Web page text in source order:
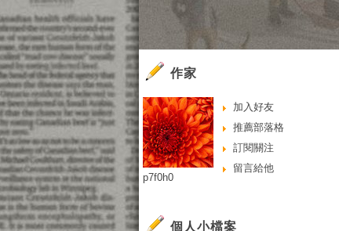
作家
加入好友
推薦部落格
訂閱關注
留言給他
p7f0h0
個人小檔案